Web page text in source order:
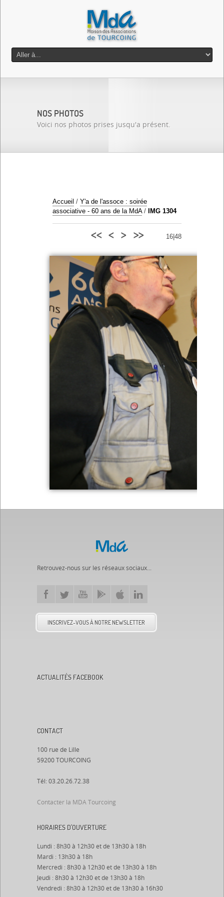
NOS PHOTOS
Voici nos photos prises jusqu'a présent.
Accueil / Y'a de l'assoce : soirée
associative - 60 ans de la MdA/ IMG 1304
16|48
<< < > >>
Retrouvez-nous sur les réseaux sociaux...
INSCRIVEZ-VOUS À NOTRE NEWSLETTER
ACTUALITÉS FACEBOOK
CONTACT
100 rue de Lille
59200 TOURCOING
Tél: 03.20.26.72.38
Contacter la MDA Tourcoing
HORAIRES D’OUVERTURE
Lundi : 8h30 à 12h30 et de 13h30 à 18h
Mardi : 13h30 à 18h
Mercredi : 8h30 à 12h30 et de 13h30 à 18h
Jeudi : 8h30 à 12h30 et de 13h30 à 18h
Vendredi : 8h30 à 12h30 et de 13h30 à 16h30